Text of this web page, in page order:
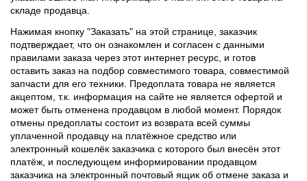
складе продавца.
Нажимая кнопку "Заказать" на этой странице, заказчик
подтверждает, что он ознакомлен и согласен с данными
правилами заказа через этот интернет ресурс, и готов
оставить заказ на подбор совместимого товара, совместимой
запчасти для его техники. Предоплата товара не является
акцептом, т.к. информация на сайте не является офертой и
может быть отменена продавцом в любой момент. Порядок
отмены предоплаты состоит из возврата всей суммы
уплаченной продавцу на платёжное средство или
электронный кошелёк заказчика с которого был внесён этот
платёж, и последующем информировании продавцом
заказчика на электронный почтовый ящик об отмене заказа и